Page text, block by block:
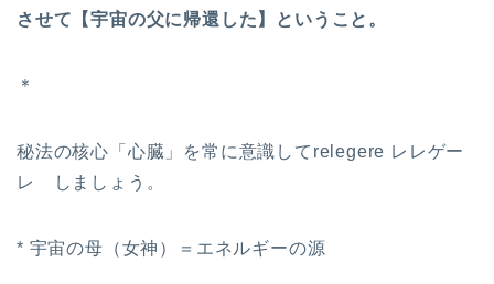
させて【宇宙の父に帰還した】ということ。
＊
秘法の核心「心臓」を常に意識してrelegere レレゲー
レ しましょう。
* 宇宙の母（女神）＝エネルギーの源